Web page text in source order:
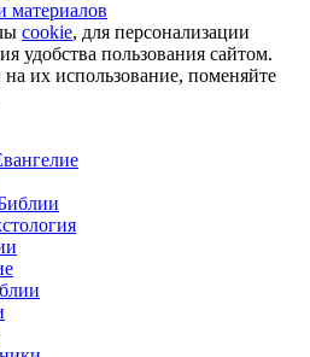
материалов
cookie, для персонализации
удобства пользования сайтом.
их использование, поменяйте